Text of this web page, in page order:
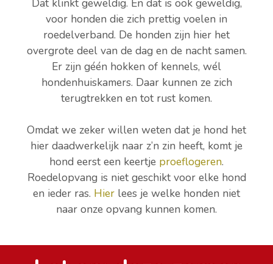
Dat klinkt geweldig. En dat is ook geweldig,
voor honden die zich prettig voelen in
roedelverband. De honden zijn hier het
overgrote deel van de dag en de nacht samen.
Er zijn géén hokken of kennels, wél
hondenhuiskamers. Daar kunnen ze zich
terugtrekken en tot rust komen.
Omdat we zeker willen weten dat je hond het
hier daadwerkelijk naar z’n zin heeft, komt je
hond eerst een keertje proeflogeren.
Roedelopvang is niet geschikt voor elke hond
en ieder ras. Hier lees je welke honden niet
naar onze opvang kunnen komen.